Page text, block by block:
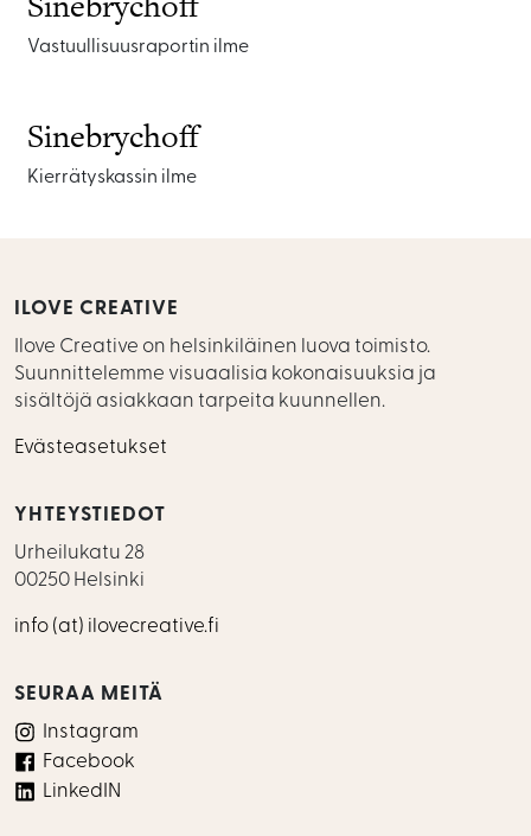
Vastuullisuusraportin ilme
Sinebrychoff
Kierrätyskassin ilme
ILOVE CREATIVE
Ilove Creative on helsinkiläinen luova toimisto.
Suunnittelemme visuaalisia kokonaisuuksia ja
sisältöjä asiakkaan tarpeita kuunnellen.
Evästeasetukset
YHTEYSTIEDOT
Urheilukatu 28
00250 Helsinki
info (at) ilovecreative.fi
SEURAA MEITÄ
Instagram
Facebook
LinkedIN